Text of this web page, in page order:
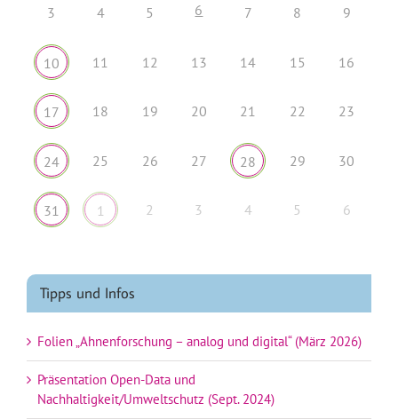
3 4 5 6 7 8 9
10 11 12 13 14 15 16
17 18 19 20 21 22 23
24 25 26 27 28 29 30
31 1 2 3 4 5 6
Tipps und Infos
Folien „Ahnenforschung – analog und digital“ (März 2026)
Präsentation Open-Data und
Nachhaltigkeit/Umweltschutz (Sept. 2024)